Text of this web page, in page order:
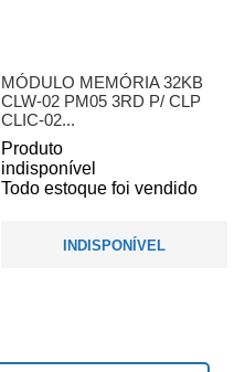
MÓDULO MEMÓRIA 32KB
CLW-02 PM05 3RD P/ CLP
CLIC-02...
Produto
indisponível
Todo estoque foi vendido
INDISPONÍVEL